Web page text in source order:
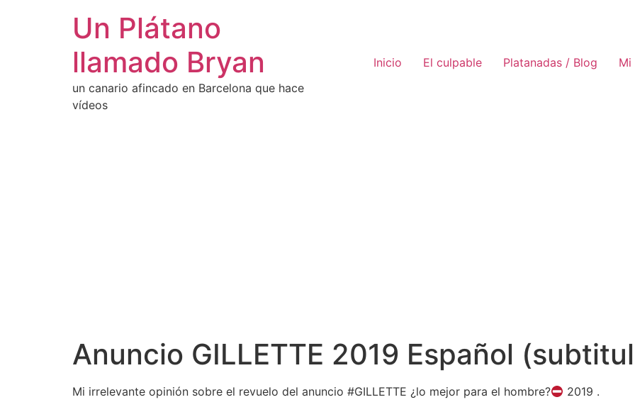
Un Plátano
llamado Bryan
un canario afincado en Barcelona que hace
vídeos
Inicio El culpable Platanadas / Blog Mi
Anuncio GILLETTE 2019 Español
Mi irrelevante opinión sobre el revuelo del anuncio #GILLETTE ¿lo mejor para el hombre?
2019 .